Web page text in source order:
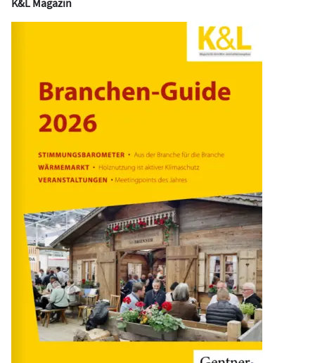
K&L Magazin